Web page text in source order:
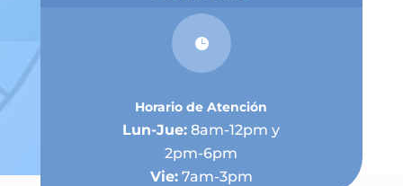

Horario de Atención
Lun-Jue: 8am-12pm y
2pm-6pm
Vie:7am-3pm